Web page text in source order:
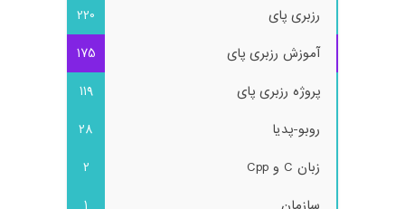
رزبری پای
220
آموزش رزبری پای
175
پروژه رزبری پای
119
روبو-پدیا
28
زبان C و Cpp
2